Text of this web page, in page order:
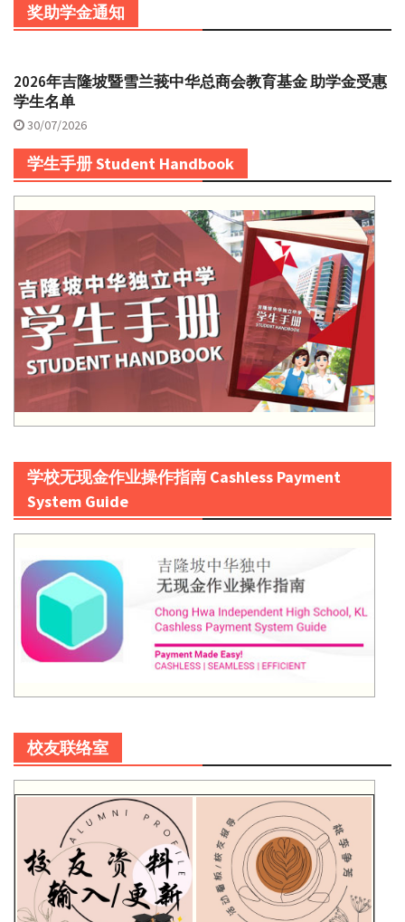
奖助学金通知
2026年吉隆坡暨雪兰莪中华总商会教育基金 助学金受惠
学生名单
30/07/2026
学生手册 Student Handbook
学校无现金作业操作指南 Cashless Payment
System Guide
校友联络室